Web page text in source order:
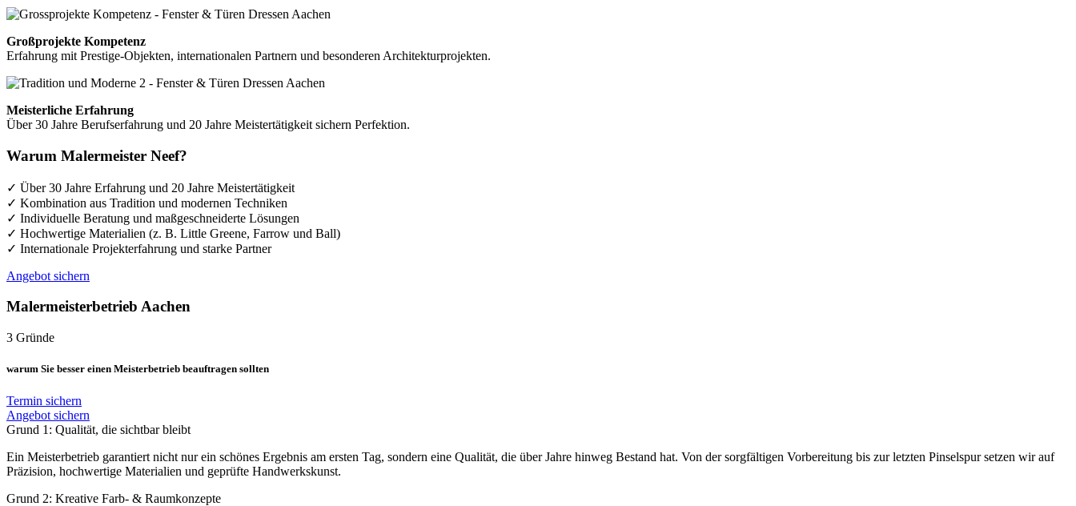
Großprojekte Kompetenz
Erfahrung mit Prestige-Objekten, internationalen Partnern und besonderen Architekturprojekten.
Meisterliche Erfahrung
Über 30 Jahre Berufserfahrung und 20 Jahre Meistertätigkeit sichern Perfektion.
Warum Malermeister Neef?
✓ Über 30 Jahre Erfahrung und 20 Jahre Meistertätigkeit
✓ Kombination aus Tradition und modernen Techniken
✓ Individuelle Beratung und maßgeschneiderte Lösungen
✓ Hochwertige Materialien (z. B. Little Greene, Farrow und Ball)
✓ Internationale Projekterfahrung und starke Partner
Angebot sichern
Malermeisterbetrieb Aachen
3 Gründe
warum Sie besser einen Meisterbetrieb beauftragen sollten
Termin sichern
Angebot sichern
Grund 1: Qualität, die sichtbar bleibt
Ein Meisterbetrieb garantiert nicht nur ein schönes Ergebnis am ersten Tag, sondern eine Qualität, die über Jahre hinweg Bestand hat. Von der sorgfältigen Vorbereitung bis zur letzten Pinselspur setzen wir auf
Präzision, hochwertige Materialien und geprüfte Handwerkskunst.
Grund 2: Kreative Farb- & Raumkonzepte